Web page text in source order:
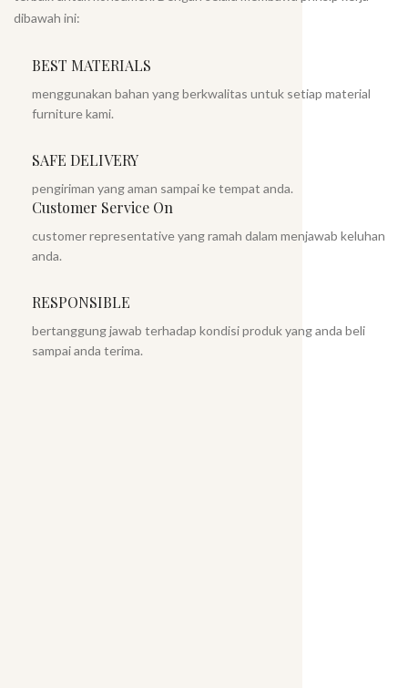
dibawah ini:
BEST MATERIALS
menggunakan bahan yang berkwalitas untuk setiap material
furniture kami.
SAFE DELIVERY
pengiriman yang aman sampai ke tempat anda.
Customer Service On
customer representative yang ramah dalam menjawab keluhan
anda.
RESPONSIBLE
bertanggung jawab terhadap kondisi produk yang anda beli
sampai anda terima.